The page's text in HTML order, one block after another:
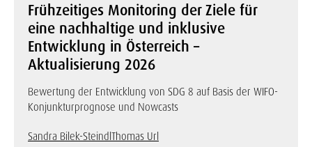
Frühzeitiges Monitoring der Ziele für
eine nachhaltige und inklusive
Entwicklung in Österreich –
Aktualisierung 2026
Bewertung der Entwicklung von SDG 8 auf Basis der WIFO-
Konjunkturprognose und Nowcasts
Sandra Bilek-SteindlThomas Url